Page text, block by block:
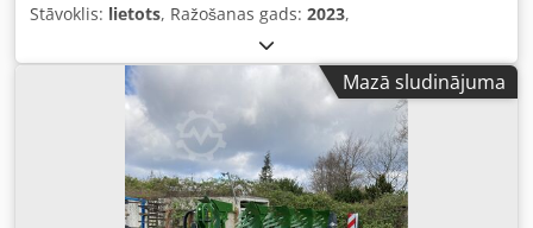
Stāvoklis: lietots, Ražošanas gads: 2023,
Mazā sludinājuma